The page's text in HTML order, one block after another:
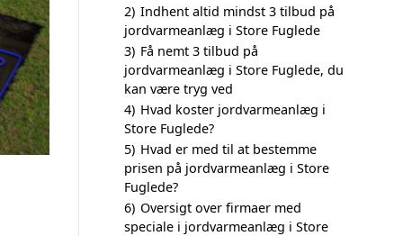
2) Indhent altid mindst 3 tilbud på
jordvarmeanlæg i Store Fuglede
3) Få nemt 3 tilbud på
jordvarmeanlæg i Store Fuglede, du
kan være tryg ved
4) Hvad koster jordvarmeanlæg i
Store Fuglede?
5) Hvad er med til at bestemme
prisen på jordvarmeanlæg i Store
Fuglede?
6) Oversigt over firmaer med
speciale i jordvarmeanlæg i Store